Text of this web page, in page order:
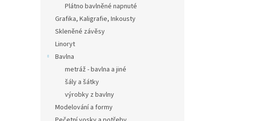
Plátno bavlněné napnuté
Grafika, Kaligrafie, Inkousty
Skleněné závěsy
Linoryt
Bavlna
metráž - bavlna a jiné
šály a šátky
výrobky z bavlny
Modelování a formy